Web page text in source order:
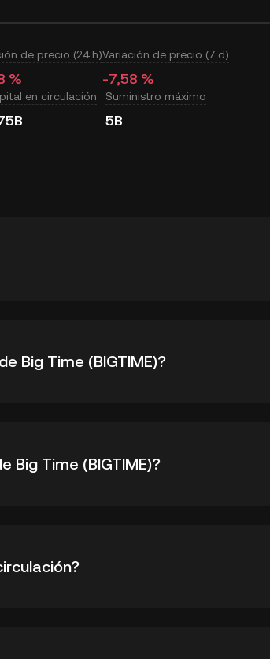
de precio (24 h)
%
Variación de precio (7 d)
-7,58 %
en circulación Suministro máximo
5B
la demanda, así como por el sentimiento del
Big Time (BIGTIME)?
Big Time (BIGTIME)?